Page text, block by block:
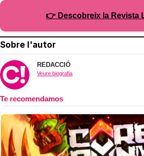
👉 Descobreix la Revista
Sobre l'autor
REDACCIÓ
Veure biografia